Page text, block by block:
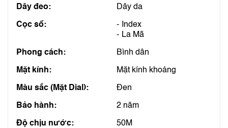
Dây đeo: Dây da
Cọc số:
Index
La Mã
Phong cách: Bình dân
Mặt kính: Mặt kính khoáng
Màu sắc (Mặt Dial): Đen
Bảo hành: 2 năm
Độ chịu nước: 50M